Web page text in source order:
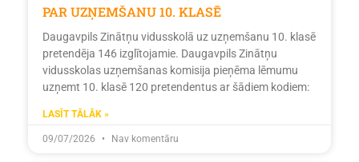
PAR UZŅEMŠANU 10. KLASĒ
Daugavpils Zinātņu vidusskolā uz uzņemšanu 10. klasē
pretendēja 146 izglītojamie. Daugavpils Zinātņu
vidusskolas uzņemšanas komisija pieņēma lēmumu
uzņemt 10. klasē 120 pretendentus ar šādiem kodiem:
LASĪT TĀLĀK »
09/07/2026 Nav komentāru